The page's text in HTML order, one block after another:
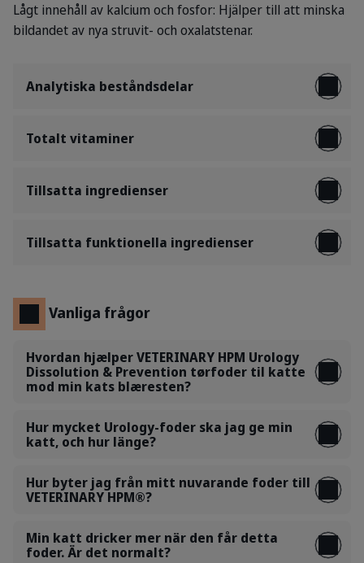
Lågt innehåll av kalcium och fosfor: Hjälper till att minska
bildandet av nya struvit- och oxalatstenar.
Analytiska beståndsdelar
Totalt vitaminer
Tillsatta ingredienser
Tillsatta funktionella ingredienser
Vanliga frågor
Hvordan hjælper VETERINARY HPM Urology
Dissolution & Prevention tørfoder til katte
mod min kats blæresten?
Hur mycket Urology-foder ska jag ge min
katt, och hur länge?
Hur byter jag från mitt nuvarande foder till
VETERINARY HPM®?
Min katt dricker mer när den får detta
foder. Är det normalt?